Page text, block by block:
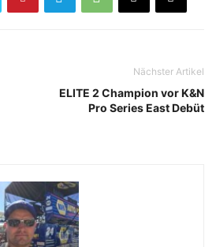
Nächster Artikel
ELITE 2 Champion vor K&N
Pro Series East Debüt